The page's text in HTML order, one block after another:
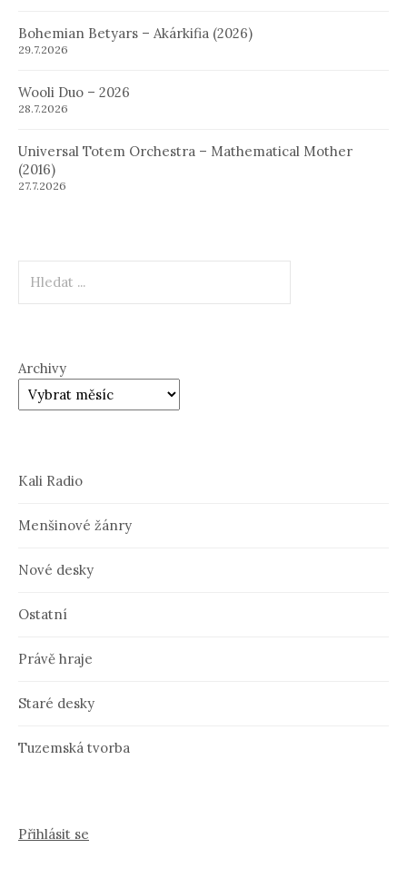
Bohemian Betyars – Akárkifia (2026)
29.7.2026
Wooli Duo – 2026
28.7.2026
Universal Totem Orchestra – Mathematical Mother
(2016)
27.7.2026
Archivy
Kali Radio
Menšinové žánry
Nové desky
Ostatní
Právě hraje
Staré desky
Tuzemská tvorba
Přihlásit se